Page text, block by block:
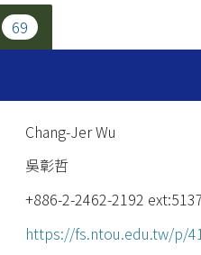
69
Chang-Jer Wu
吳彰哲
+886-2-2462-2192
https://fs.ntou.edu.tw/p/